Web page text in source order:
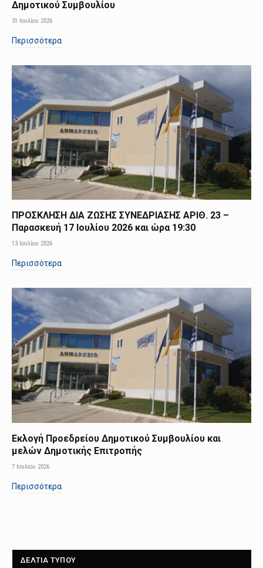
Δημοτικού Συμβουλίου
31 Ιουλίου 2026
Περισσότερα
ΠΡΟΣΚΛΗΣΗ ΔΙΑ ΖΩΣΗΣ ΣΥΝΕΔΡΙΑΣΗΣ ΑΡΙΘ. 23 –
Παρασκευή 17 Ιουλίου 2026 και ώρα 19:30
13 Ιουλίου 2026
Περισσότερα
Εκλογή Προεδρείου Δημοτικού Συμβουλίου και
μελών Δημοτικής Επιτροπής
7 Ιουλίου 2026
Περισσότερα
ΔΕΛΤΙΑ ΤΥΠΟΥ